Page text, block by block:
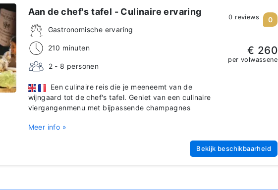
Aan de chef's tafel - Culinaire ervaring
Gastronomische ervaring
210 minuten
2 - 8 personen
Een culinaire reis die je meeneemt van de
wijngaard tot de chef's tafel. Geniet van een culinaire
viergangenmenu met bijpassende champagnes
Meer info »
0
0 reviews
€ 260
per volwassene
Bekijk beschikbaarheid